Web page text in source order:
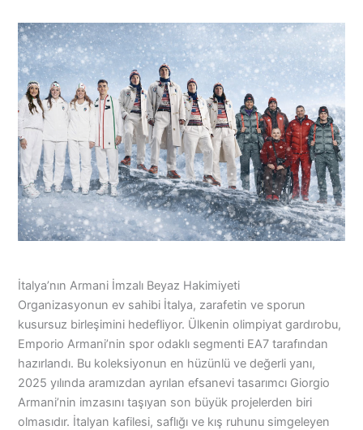
İtalya’nın Armani İmzalı Beyaz Hakimiyeti
Organizasyonun ev sahibi İtalya, zarafetin ve sporun
kusursuz birleşimini hedefliyor. Ülkenin olimpiyat gardırobu,
Emporio Armani’nin spor odaklı segmenti EA7 tarafından
hazırlandı. Bu koleksiyonun en hüzünlü ve değerli yanı,
2025 yılında aramızdan ayrılan efsanevi tasarımcı Giorgio
Armani’nin imzasını taşıyan son büyük projelerden biri
olmasıdır. İtalyan kafilesi, saflığı ve kış ruhunu simgeleyen